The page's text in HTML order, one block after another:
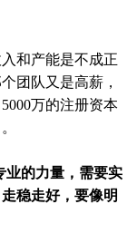
和产能是不成正
团队又是高薪，
万的注册资本
业的力量，需要实
稳走好，要像明